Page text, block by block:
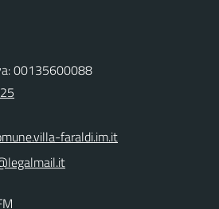
00135600088